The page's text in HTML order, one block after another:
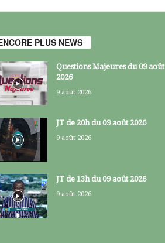
PLUS NEWS
Questions Majeures du 09 août
2026
9 août 2026
JT de 20h du 09 août 2026
9 août 2026
JT de 13h du 09 août 2026
9 août 2026